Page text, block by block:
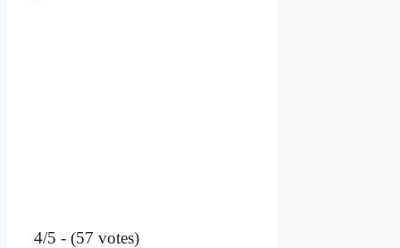
4/5 - (57 votes)